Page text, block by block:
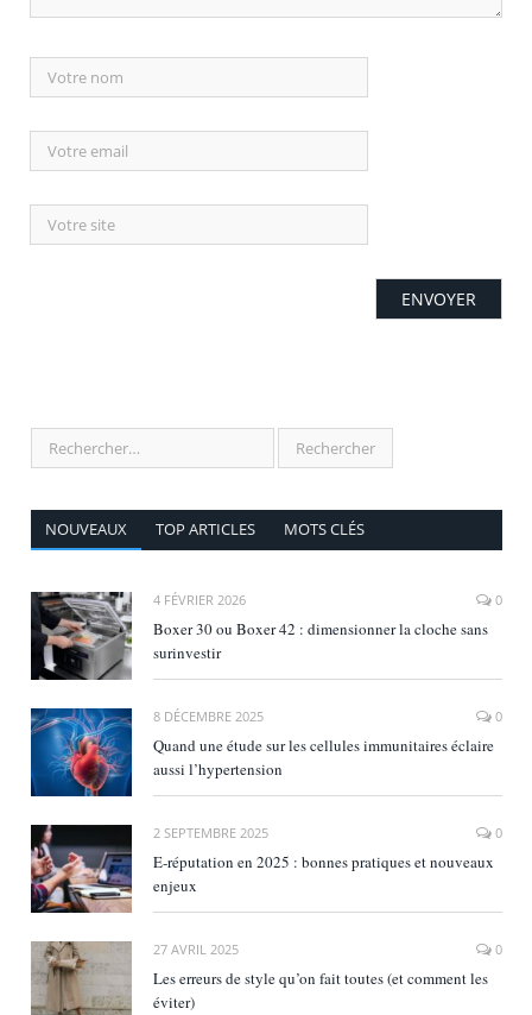
NOUVEAUX TOP ARTICLES MOTS CLÉS
4 FÉVRIER 2026 0
Boxer 30 ou Boxer 42 : dimensionner la cloche sans
surinvestir
8 DÉCEMBRE 2025 0
Quand une étude sur les cellules immunitaires éclaire
aussi l’hypertension
2 SEPTEMBRE 2025 0
E‑réputation en 2025 : bonnes pratiques et nouveaux
enjeux
27 AVRIL 2025 0
Les erreurs de style qu’on fait toutes (et comment les
éviter)